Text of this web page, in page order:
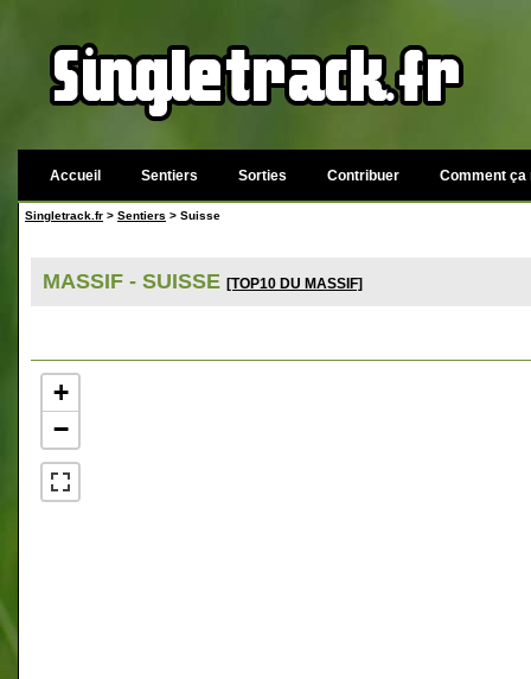
Accueil Sentiers Sorties Contribuer Comment ça
Singletrack.fr > Sentiers > Suisse
MASSIF - SUISSE [TOP10 DU MASSIF]
+
−